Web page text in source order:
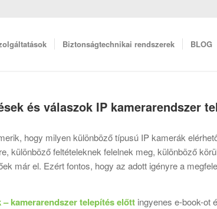
Biztonságtechnikai rendszerek BLOG
és válaszok IP kamerarendszer
hogy milyen különböző típusú IP kamerák
különböző feltételeknek felelnek meg, különböző
már el. Ezért fontos, hogy az adott igényre a
– kamerarendszer telepítés előtt ingyenes e-book-ot